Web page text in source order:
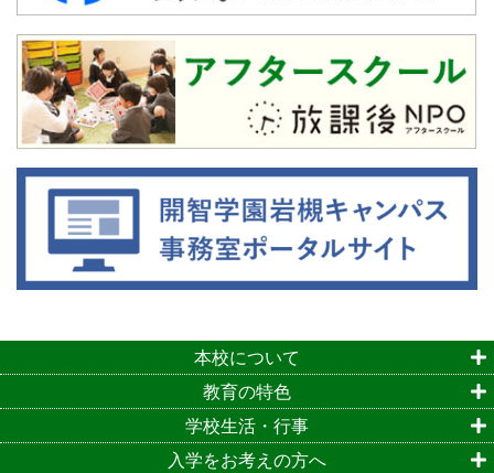
本校について
教育の特色
学校生活・行事
入学をお考えの方へ